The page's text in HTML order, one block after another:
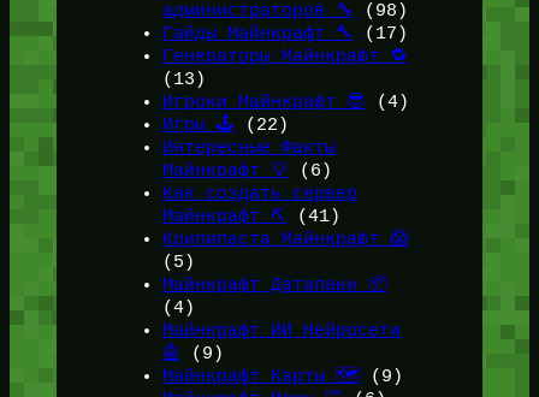
администраторов 🔧
(98)
Гайды Майнкрафт 🔨
(17)
Генераторы Майнкрафт 🔁
(13)
Игроки Майнкрафт 😎 (4)
Игры 🕹️ (22)
Интересные Факты
Майнкрафт 💡(6)
Как создать сервер
Майнкрафт ⛏️ (41)
Крипипаста Майнкрафт 😱
(5)
Майнкрафт Датапаки 📦
(4)
Майнкрафт ИИ Нейросети
🤖
(9)
Майнкрафт Карты 🗺️(9)